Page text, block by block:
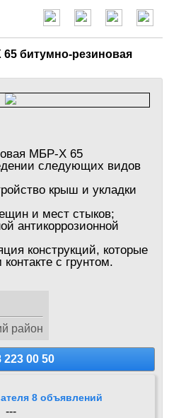
битумно-резиновая
МБР-Х 65
следующих видов
крыш и укладки
и мест стыков;
антикоррозионной
конструкций, которые
с грунтом.
район
223 00 50
8 объявлений
---